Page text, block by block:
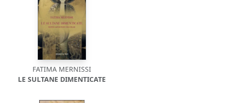
FATIMA MERNISSI
LE SULTANE DIMENTICATE